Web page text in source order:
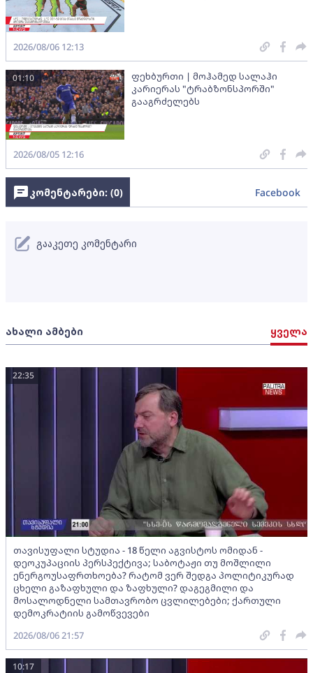
2026/08/06 12:13
ფეხბურთი | მოჰამედ სალაჰი
კარიერას "ტრაბზონსპორში"
გააგრძელებს
01:10
2026/08/05 12:16
ახალი ამბები ყველა
თავისუფალი სტუდია - 18 წელი აგვისტოს ომიდან -
დეოკუპაციის პერსპექტივა; საბოტაჟი თუ მოშლილი
ენერგოუსაფრთხოება? რატომ ვერ შედგა პოლიტიკურად
ცხელი გაზაფხული და ზაფხული? დაგეგმილი და
მოსალოდნელი სამთავრობო ცვლილებები; ქართული
დემოკრატიის გამოწვევები
22:35
2026/08/06 21:57
10:17
კომენტარები: (0) Facebook
გააკეთე კომენტარი